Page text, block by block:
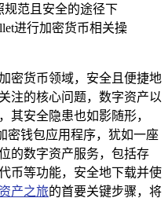
规范且安全的途径下
进行加密货币相关操
密货币领域，安全且便捷地
注的核心问题，数字资产以
其安全隐患也如影随形，
密钱包应用程序，犹如一座
的数字资产服务，包括存
币等功能，安全地下载并使
产之旅的首要关键步骤，将